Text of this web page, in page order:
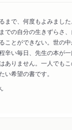
まで、何度もよみまし
での自分の生きずらさ
ことができない。世の
辛い毎日、先生の本が
ありません。一人でも
い希望の書です。